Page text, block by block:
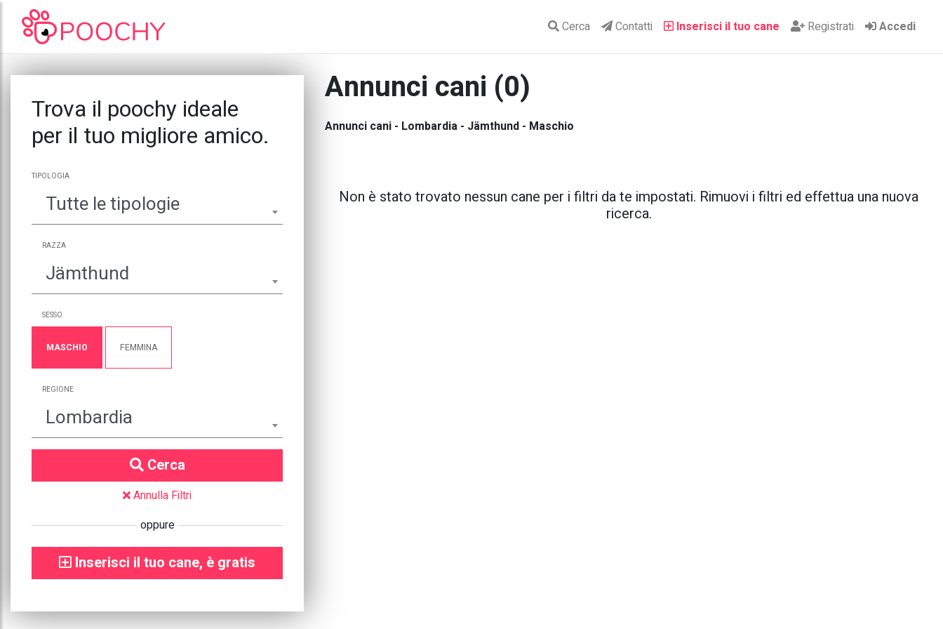
Cerca Contatti Inserisci il tuo cane Registrati Accedi
Trova il poochy ideale
per il tuo migliore amico.
TIPOLOGIA
Tutte le tipologie
RAZZA
Jämthund
SESSO
MASCHIO FEMMINA
REGIONE
Lombardia
Cerca
Annulla Filtri
oppure
Inserisci il tuo cane, è gratis
Annunci cani (0)
Annunci cani - Lombardia - Jämthund - Maschio
Non è stato trovato nessun cane per i filtri da te impostati. Rimuovi i filtri ed effettua una nuova
ricerca.